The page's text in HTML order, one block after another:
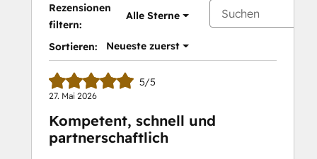
Rezensionen
filtern:
Alle Sterne
Sortieren: Neueste zuerst
5/5
27. Mai 2026
Kompetent, schnell und
partnerschaftlich